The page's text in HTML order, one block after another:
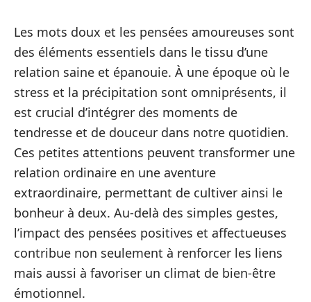
Les mots doux et les pensées amoureuses sont
des éléments essentiels dans le tissu d’une
relation saine et épanouie. À une époque où le
stress et la précipitation sont omniprésents, il
est crucial d’intégrer des moments de
tendresse et de douceur dans notre quotidien.
Ces petites attentions peuvent transformer une
relation ordinaire en une aventure
extraordinaire, permettant de cultiver ainsi le
bonheur à deux. Au-delà des simples gestes,
l’impact des pensées positives et affectueuses
contribue non seulement à renforcer les liens
mais aussi à favoriser un climat de bien-être
émotionnel.